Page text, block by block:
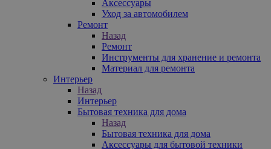
Аксессуары
Уход за автомобилем
Ремонт
Назад
Ремонт
Инструменты для хранение и ремонта
Материал для ремонта
Интерьер
Назад
Интерьер
Бытовая техника для дома
Назад
Бытовая техника для дома
Аксессуары для бытовой техники